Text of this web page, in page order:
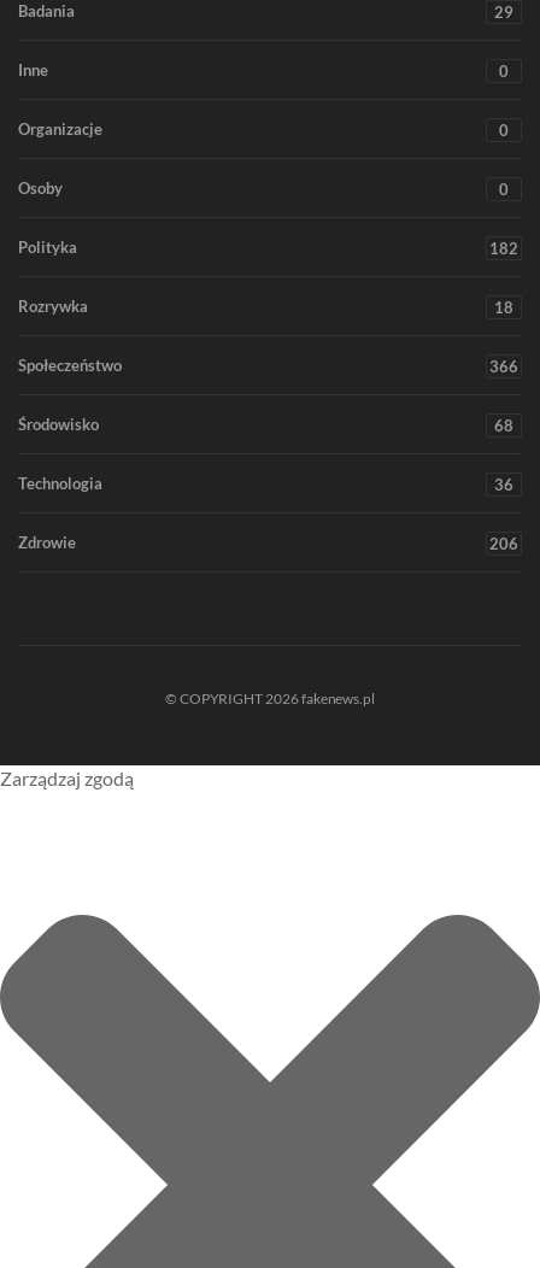
Badania 29
Inne 0
Organizacje 0
Osoby 0
Polityka 182
Rozrywka 18
Społeczeństwo 366
Środowisko 68
Technologia 36
Zdrowie 206
© COPYRIGHT 2026 fakenews.pl
Zarządzaj zgodą